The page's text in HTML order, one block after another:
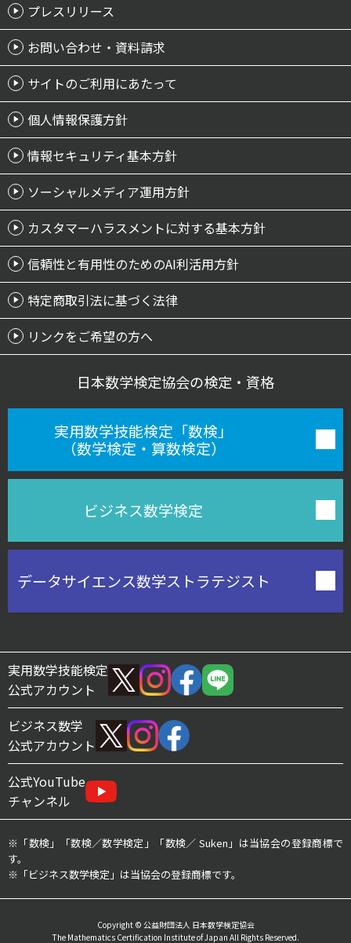
プレスリリース
お問い合わせ・資料請求
サイトのご利用にあたって
個人情報保護方針
情報セキュリティ基本方針
ソーシャルメディア運用方針
カスタマーハラスメントに対する基本方針
信頼性と有用性のためのAI利活用方針
特定商取引法に基づく法律
リンクをご希望の方へ
日本数学検定協会の検定・資格
実用数学技能検定「数検」
（数学検定・算数検定）
ビジネス数学検定
データサイエンス数学ストラテジスト
実用数学技能検定
公式アカウント
ビジネス数学
公式アカウント
公式YouTube
チャンネル
※「数検」「数検／数学検定」「数検／ Suken」は当協会の登録商標で
す。
※「ビジネス数学検定」は当協会の登録商標です。
Copyright © 公益財団法人 日本数学検定協会
The Mathematics Certification Institute of Japan All Rights Reserved.